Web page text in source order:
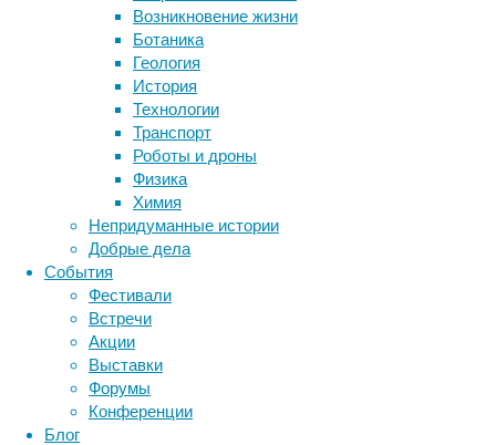
Возникновение жизни
Ботаника
Геология
История
Технологии
Транспорт
Роботы и дроны
Физика
Химия
Непридуманные истории
Добрые дела
События
Фестивали
Встречи
Акции
Выставки
Форумы
Конференции
Блог
Читать
дальше
"Врожденный
амавроз
Лебера.
Часть
вторая:
слепая
Цындыма"
Дерматология
Непридуманные
истории
Буллезный
эпидермолиз.
Часть
вторая.
История
«человека-
бабочки»
28/12/2021,
10:09
25/02/2023
ДНК бактерии биология
биотехнология
генетика дети
здоровье знания
инструменты и методы
исследования
медицина
мозг наука
нейробиология
нейрофизиология
поведение
сон социальные проблемы
физиология